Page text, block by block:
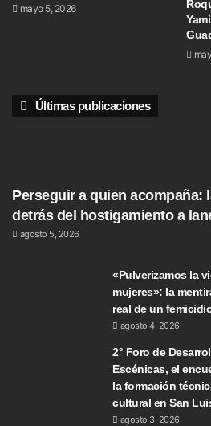
mayo 5, 2026
Últimas publicaciones
Perseguir a quien acompaña:
detrás del hostigamiento a
agosto 5, 2026
«Pulverizamos la
mujeres»: la
real de un
agosto 4, 2026
2° Foro de
Escénicas, el
la formación
cultural en San
agosto 3, 2026